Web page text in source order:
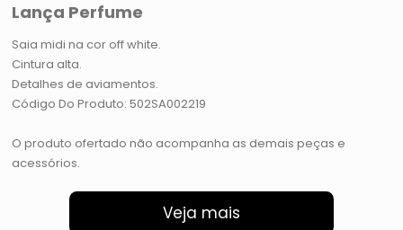
Lança Perfume
Saia midi na cor off white.
Cintura alta.
Detalhes de aviamentos.
Código Do Produto: 502SA002219
O produto ofertado não acompanha as demais peças e
acessórios.
Veja mais